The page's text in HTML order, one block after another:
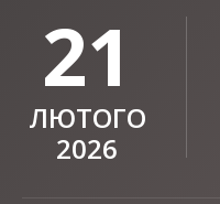
21
ЛЮТОГО
2026